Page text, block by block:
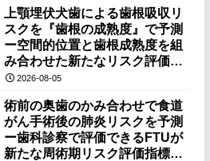
上顎埋伏犬歯による歯根吸収リ
スクを『歯根の成熟度』で予測
ー空間的位置と歯根成熟度を組
み合わせた新たなリスク評価法
を提案ー
2026-08-05
術前の奥歯のかみ合わせで食道
がん手術後の肺炎リスクを予測
ー歯科診察で評価できるFTUが
新たな周術期リスク評価指標と